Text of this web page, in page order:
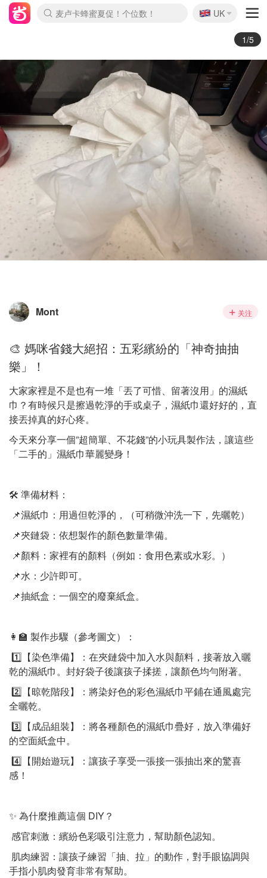
Prada/Miu 4.8折！
🇬🇧
UK
2/5
Mont 关注
🎨 媽咪省錢大絕招：五彩繽紛的「神奇抽抽
樂」！
大家家裡是不是也有一堆「丟了可惜、留著沒用」的濕紙
巾？有時候只是擦過乾淨的手或桌子，濕紙巾還好好的，直
接丟掉真的好心疼。
今天來分享一個”超簡單、不花錢”的小玩具製作法，讓這些
「二手的」濕紙巾華麗變身！
🛠️ 準備材料：
📌濕紙巾：用過但乾淨的，（可稍微沖洗一下，先曬乾）
📌夾鏈袋：依想製作的顏色數量準備。
📌顏料：家裡有的顏料（例如：食用色素或水彩。）
📌水：少許即可。
📌抽紙盒：一個空的廢棄紙盒。
👩‍🏫 製作步驟（參考圖文）：
1️⃣【染色準備】：在夾鏈袋中加入水與顏料，接著放入曬
乾的濕紙巾。封好袋子後讓孩子揉搓，讓顏色均勻附著。
2️⃣【晾乾階段】：將染好色的彩色濕紙巾平鋪在通風處完
全曬乾。
3️⃣【成品組裝】：將各種顏色的濕紙巾疊好，放入準備好
的空面紙盒中。
4️⃣【開始遊玩】：讓孩子享受一張接一張抽出來的驚喜
感！
✨ 為什麼推薦這個 DIY？
感官刺激：繽紛色彩吸引注意力，幫助顏色認知。
肌肉練習：讓孩子練習「抽、拉」的動作，對手眼協調與
手指小肌肉發育非常有幫助。